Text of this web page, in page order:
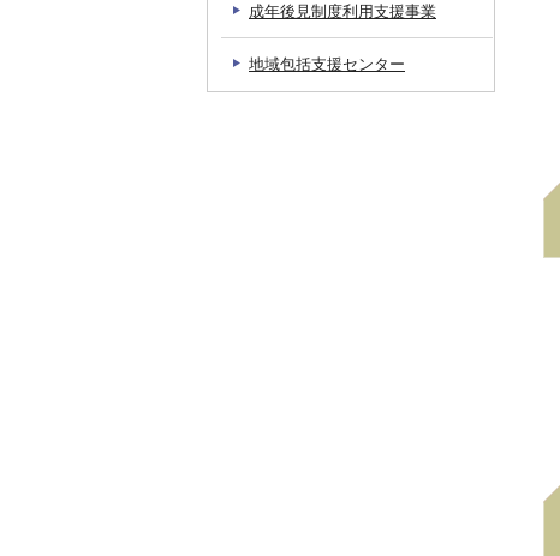
成年後見制度利用支援事業
地域包括支援センター